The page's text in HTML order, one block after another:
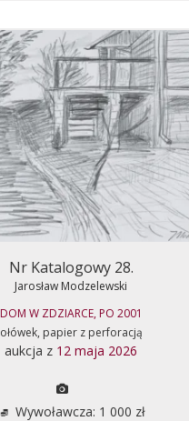
Nr Katalogowy 28.
Jarosław Modzelewski
DOM W ZDZIARCE, PO 2001
ołówek, papier z perforacją
aukcja z 12 maja 2026
Wywoławcza: 1 000 zł